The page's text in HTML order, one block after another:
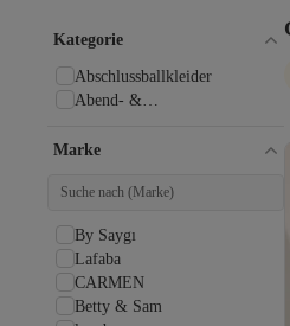
Kategorie
Abschlussballkleider
Abend- &
Marke
By Saygı
Lafaba
CARMEN
Betty & Sam